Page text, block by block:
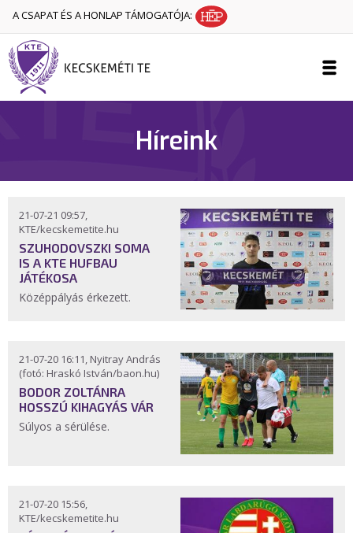
A CSAPAT ÉS A HONLAP TÁMOGATÓJA:
Híreink
21-07-21 09:57,
KTE/kecskemetite.hu
SZUHODOVSZKI SOMA
IS A KTE HUFBAU
JÁTÉKOSA
Középpályás érkezett.
21-07-20 16:11, Nyitray András
(fotó: Hraskó István/baon.hu)
BODOR ZOLTÁNRA
HOSSZÚ KIHAGYÁS VÁR
Súlyos a sérülése.
21-07-20 15:56,
KTE/kecskemetite.hu